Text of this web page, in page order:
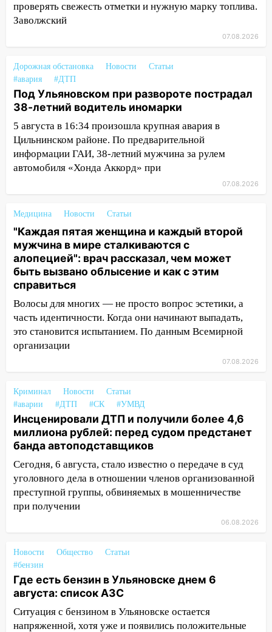
за абонементы закрывшегося фитнес-
прокуратуры в селах Ульяновской
области привели в порядок детские
площадки
15:27 Прокуратура проверяет
капремонт школы в селе Кивать
15:08 В Кузоватово после прокурорской
проверки обновили разметку на
пешеходных переходах
запретили остановку автомобилей на
50-метровом участке
14:22 В Новом городе 8 августа пройдет
большой фестиваль «Наше время» с
мотофристайлом и концертом
«Мураками»
14:04 Жару смоет ливнями: прогноз
погоды в Ульяновской области на
выходные 8-9 августа
пассажира»
13:20
В Ульяновске за один день
обокрали женщину на пляже и
подростка в сквере
13:01
В Димитровграде мужчина
выбросил из машины страйкбольную
гранату: его задержали
12:34 На Ульяновскую область
надвигается сильнейшая непогода: град
12:31
Ульяновец хотел купить иномарку
из Европы и потерял 760 тысяч рублей
12:20 В Чердаклинском районе
столкнулись «Лада» и Chevrolet:
пострадал 14-летний подросток
проверять свежесть отметки и нужную марку топлива.
Заволжский
07.08.2026
Дорожная обстановка Новости
Статьи
#авария
#ДТП
Под Ульяновском при развороте пострадал
38-летний водитель иномарки
5 августа в 16:34 произошла крупная авария в
Цильнинском районе. По предварительной
информации ГАИ, 38-летний мужчина за рулем
автомобиля «Хонда Аккорд» при
07.08.2026
Медицина Новости Статьи
"Каждая пятая женщина и каждый второй
мужчина в мире сталкиваются с
алопецией": врач рассказал, чем может
быть вызвано облысение и как с этим
справиться
Волосы для многих — не просто вопрос эстетики, а
часть идентичности. Когда они начинают выпадать,
это становится испытанием. По данным Всемирной
организации
07.08.2026
Криминал Новости
Статьи
#аварии
#ДТП #СК #УМВД
Инсценировали ДТП и получили более 4,6
миллиона рублей: перед судом предстанет
банда автоподставщиков
Сегодня, 6 августа, стало известно о передаче в суд
уголовного дела в отношении членов организованной
преступной группы, обвиняемых в мошенничестве
при получении
06.08.2026
Новости Общество
Статьи
#бензин
Где есть бензин в Ульяновске днем 6
августа: список АЗС
Ситуация с бензином в Ульяновске остается
напряженной, хотя уже и появились положительные